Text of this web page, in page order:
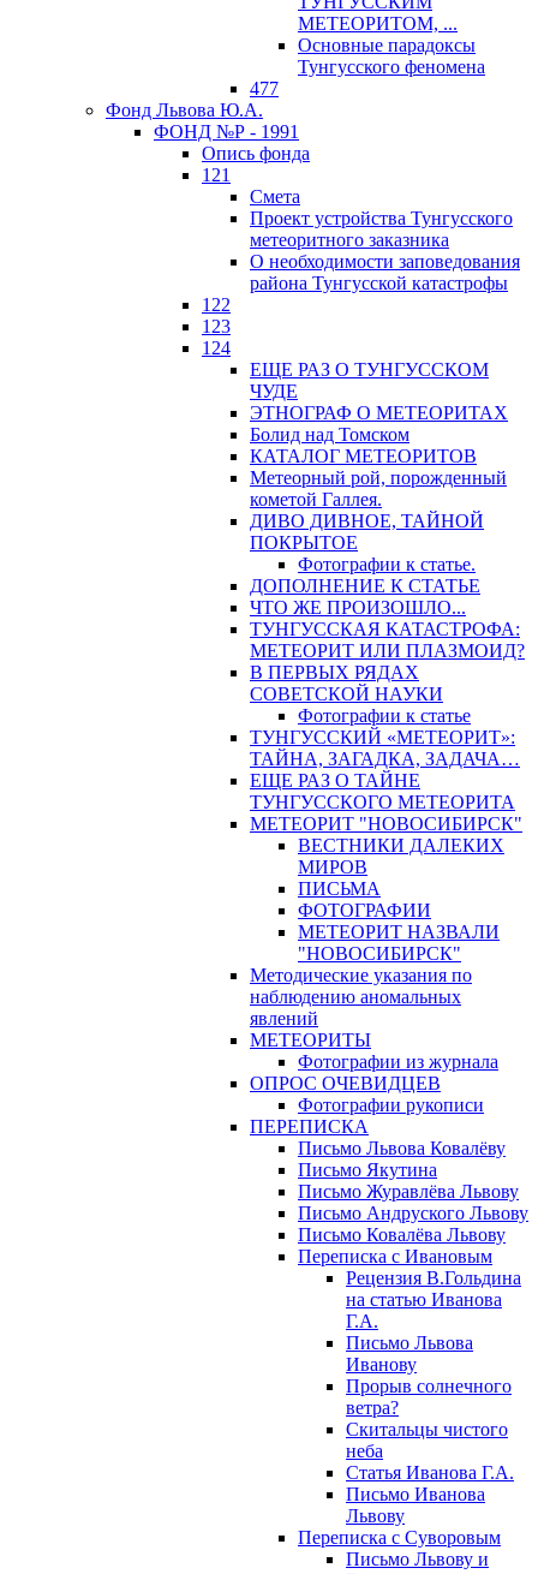
МЕТЕОРИТОМ, ...
Основные парадоксы
Тунгусского феномена
477
Фонд Львова Ю.А.
ФОНД №Р - 1991
Опись фонда
121
Смета
Проект устройства Тунгусского
метеоритного заказника
О необходимости заповедования
района Тунгусской катастрофы
122
123
124
ЕЩЕ РАЗ О ТУНГУССКОМ
ЧУДЕ
ЭТНОГРАФ О МЕТЕОРИТАХ
Болид над Томском
КАТАЛОГ МЕТЕОРИТОВ
Метеорный рой, порожденный
кометой Галлея.
ДИВО ДИВНОЕ, ТАЙНОЙ
ПОКРЫТОЕ
Фотографии к статье.
ДОПОЛНЕНИЕ К СТАТЬЕ
ЧТО ЖЕ ПРОИЗОШЛО...
ТУНГУССКАЯ КАТАСТРОФА:
МЕТЕОРИТ ИЛИ ПЛАЗМОИД?
В ПЕРВЫХ РЯДАХ
СОВЕТСКОЙ НАУКИ
Фотографии к статье
ТУНГУССКИЙ «МЕТЕОРИТ»:
ТАЙНА, ЗАГАДКА, ЗАДАЧА…
ЕЩЕ РАЗ О ТАЙНЕ
ТУНГУССКОГО МЕТЕОРИТА
МЕТЕОРИТ "НОВОСИБИРСК"
ВЕСТНИКИ ДАЛЕКИХ
МИРОВ
ПИСЬМА
ФОТОГРАФИИ
МЕТЕОРИТ НАЗВАЛИ
"НОВОСИБИРСК"
Методические указания по
наблюдению аномальных
явлений
МЕТЕОРИТЫ
Фотографии из журнала
ОПРОС ОЧЕВИДЦЕВ
Фотографии рукописи
ПЕРЕПИСКА
Письмо Львова Ковалёву
Письмо Якутина
Письмо Журавлёва Львову
Письмо Андруского Львову
Письмо Ковалёва Львову
Переписка с Ивановым
Рецензия В.Гольдина
на статью Иванова
Г.А.
Письмо Львова
Иванову
Прорыв солнечного
ветра?
Скитальцы чистого
неба
Статья Иванова Г.А.
Письмо Иванова
Львову
Переписка с Суворовым
Письмо Львову и